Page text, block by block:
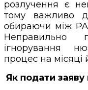
розлучення є
тому важливо
обираючи між
Неправильно
ігнорування
процес на місяці
Як подати